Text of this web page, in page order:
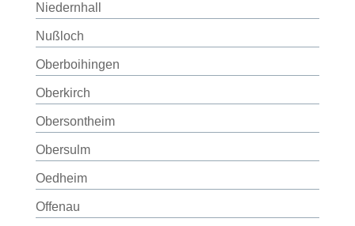
Niedernhall
Nußloch
Oberboihingen
Oberkirch
Obersontheim
Obersulm
Oedheim
Offenau